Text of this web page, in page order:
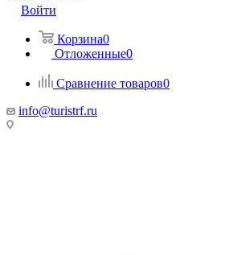
Войти
Корзина0
Отложенные0
Сравнение товаров0
info@turistrf.ru